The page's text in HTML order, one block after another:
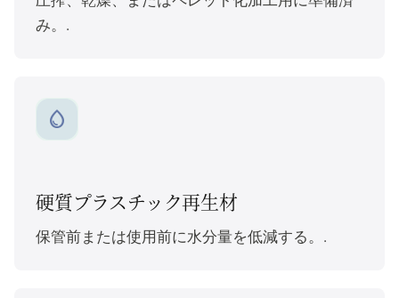
み。.
water_drop
硬質プラスチック再生材
保管前または使用前に水分量を低減する。.